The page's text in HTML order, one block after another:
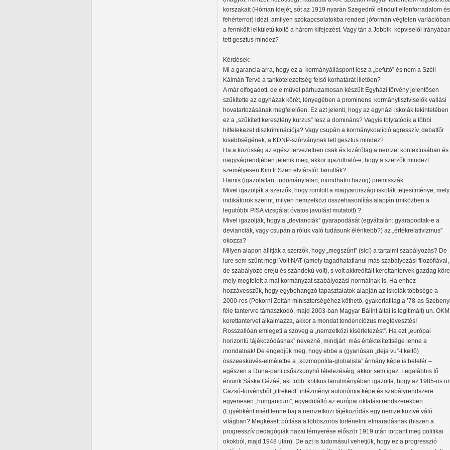
korszakait (Hóman idejét, sőt az 1919 nyarán Szegedről elindult ellenforradalom és
fehérterror) idézi, amilyen szókapcsolatokba rendezi jóformán végtelen variációban
a fennkölt lelkületű költő a három kifejezést. Vagy tán a Jobbik képviselői
tett gesztus mindez?
Kérdések:
Mi a garancia arra, hogy ez a kormányálláspont lesz a „befutó” és nem a Széll
Kálmán Tervé a tankötelezettség felső korhatárát illetően?
A már elfogadott, de e művel párhuzamosan készült Egyházi törvény jelentősen
szűkítette az egyházak körét, lényegében a prominens kormánytisztviselők vallási
hovatartozásának megfelelően. Ez azt jelenti, hogy az egyházi iskolák tekintetében
ez a „szűkített keresztény kurzus” lesz a domináns? Vagyis folytatódik a többi
hitfelekezet diszkriminációja? Vagy csupán a kormánykoalíció agresszív, debattőr
kisebbségének, a KDNP-szórványnak tett gesztus mindez?
Ha a közösség az egész tervezetben csak és kizárólag a nemzet kontextusában és
nagyságrendjében jelenik meg, akkor igazolható-e, hogy a szerzők mindezt
személyesen Kim Ir Szen elvtárstól tanulták?
Hamis (igazolatlan, tudománytalan, mondhatni hazug) premisszák:
Mivel igazolják a szerzők, hogy romlott a magyarországi iskolák teljesítménye, mely
indikátorok szerint, milyen nemzetközi összehasonlítás alapján (miközben a
legutóbbi PISA vizsgálat óvatos javulást mutatott).?
Mivel igazolják, hogy a „devianciák” gyarapodását (egyáltalán: gyarapodtak-e a
devianciák, vagy csupán a róluk való tudásunk élénkebb?) az „értékrelativizmus”
okozza?
Milyen alapon állítják a szerzők, hogy „megszűnt” (sic!) a tartalmi szabályozás? De
iure sem szűnt meg! Volt NAT (amely tagadhatatlanul más szabályozási filozófiával,
de szabályozó erejű és szándékú volt), s volt akkreditált kerettantervek gazdag
mely megfelelt a mai kormányzat szabályozási normáinak is. Ha ehhez
hozzávesszük, hogy egybehangzó tapasztalatok alapján az iskolák többsége a
2000-res (Pokorni Zoltán miniszterségéhez köthető, gyakorlatilag a ’78-as
féle tantervre támaszkodó, majd 2003-ban Magyar Bálint által is legitimált) un.
kerettantervet alkalmazza, akkor a mondat tendenciózus megtévesztés!
Rosszallóan emlegeti a szöveg a „nemzetközi kísérletezést”. Ha ezt „európai
horizontú tájékozódásnak” nevezné, mindjárt más értéktelítettsége lenne a
mondatnak! De engedjük meg, hogy ebbe a (gyanúsan „deja vu”-t keltő)
összeesküvés-elméletbe a „kozmopolita-globalista” ármány képe is belefér –
egészen a Duna-parti csőszkunyhó tételezéséig, akkor sem igaz. Legalábbis fő
érvünk Sáska Gézáé, aki több kritikus tanulmányában igazolta, hogy az 1985-ös
Gazsó-törvényből „ittrekedt” intézményi autonómia képe és szabályrendszere
egyenesen „hungaricum”, egyedülálló az európai oktatási rendszerekben.
(Egyébként miért lenne baj a nemzetközi tájékozódás egy nemzetközivé váló
világban? Megkésett pótlása a többszörös történelmi elmaradásnak (hiszen a
progresszív pedagógiák hazai térnyerése először 1919 után torpant meg politikai
okokból, majd 1948 után). De azt is tudomásul vehetjük, hogy ez a progresszió